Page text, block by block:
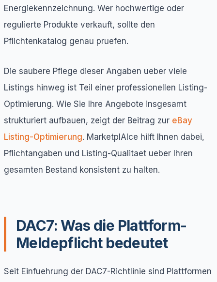
Energiekennzeichnung. Wer hochwertige oder
regulierte Produkte verkauft, sollte den
Pflichtenkatalog genau pruefen.
Die saubere Pflege dieser Angaben ueber viele
Listings hinweg ist Teil einer professionellen Listing-
Optimierung. Wie Sie Ihre Angebote insgesamt
strukturiert aufbauen, zeigt der Beitrag zur eBay
Listing-Optimierung. MarketplAIce hilft Ihnen dabei,
Pflichtangaben und Listing-Qualitaet ueber Ihren
gesamten Bestand konsistent zu halten.
DAC7: Was die Plattform-
Meldepflicht bedeutet
Seit Einfuehrung der DAC7-Richtlinie sind Plattformen